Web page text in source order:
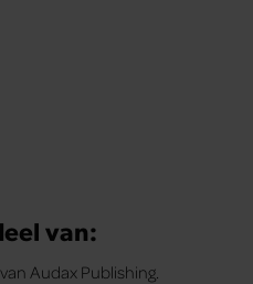
van:
Audax Publishing.